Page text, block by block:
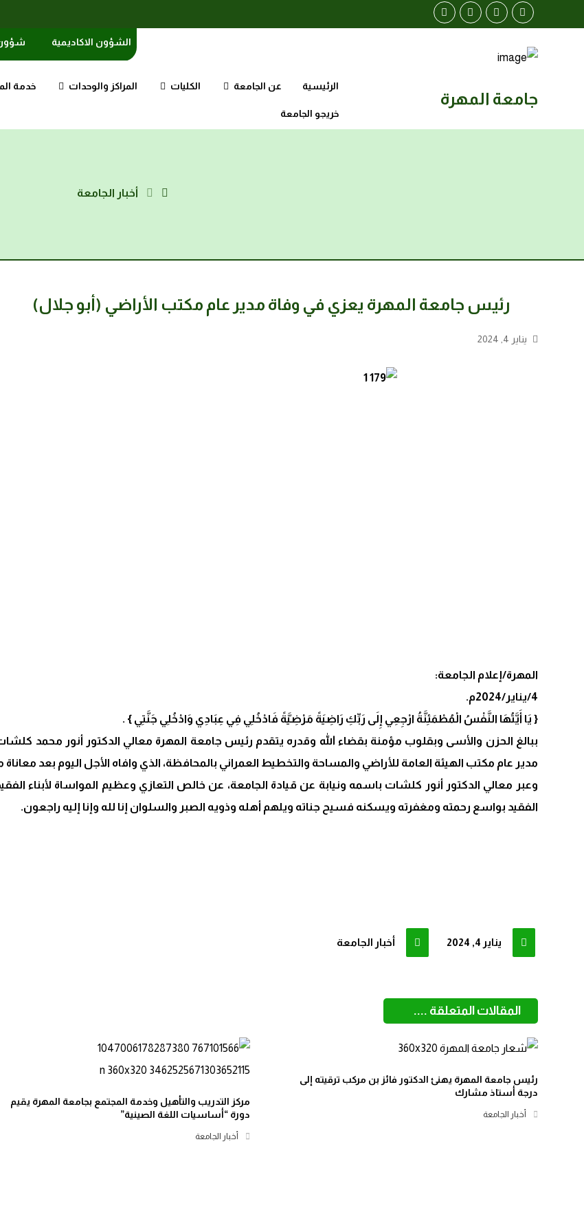
الشؤون الاكاديمية
جامعة المهرة
الرئيسية عن الجامعة الكليات المراكز والوحدات خدمة
خريجو الجامعة
أخبار الجامعة
رئيس جامعة المهرة يعزي في وفاة مدير عام مكتب الأراضي (أبو جلال)
يناير 4, 2024
المهرة/إعلام الجامعة:
4/يناير/2024م.
‏{ يَا أَيَّتُهَا النَّفْسُ الْمُطْمَئِنَّةُ ارْجِعِي إِلَى رَبِّكِ رَاضِيَةً مَرْضِيَّةً فَادْخُلِي فِي عِبَادِي وَادْخُلِي جَنَّتِي } .
ببالغ الحزن واﻷ‌سى وبقلوب مؤمنة بقضاء الله وقدره يتقدم رئيس جامعة المهرة معالي الدكتور أنور محمد
مدير عام مكتب الهيئة العامة للأراضي والمساحة والتخطيط العمراني بالمحافظة، الذي وافاه الأجل اليوم بعد
وعبر معالي الدكتور أنور كلشات باسمه ونيابة عن قيادة الجامعة، عن خالص التعازي وعظيم المواساة لأبناء
الفقيد بواسع رحمته ومغفرته ويسكنه فسيح جناته ويلهم أهله وذويه الصبر والسلوان إنا لله وإنا إليه راجعون.
يناير 4, 2024 أخبار الجامعة
المقالات المتعلقة ....
رئيس جامعة المهرة يهنئ الدكتور فائز بن مركب ترقيته إلى
درجة أستاذ مشارك
أخبار الجامعة
مركز التدريب والتأهيل وخدمة المجتمع بجامعة المهرة يقيم
دورة “أساسيات اللغة الصينية”
أخبار الجامعة